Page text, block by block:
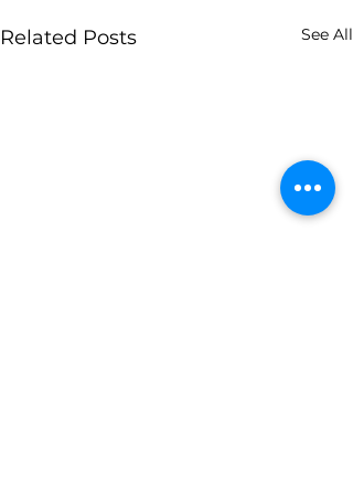
Related Posts See All